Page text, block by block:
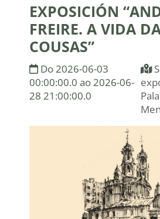
EXPOSICIÓN
FREIRE. A VIDA
COUSAS”
Do 2026-06-03
00:00:00.0 ao 2026-06-
28 21:00:00.0